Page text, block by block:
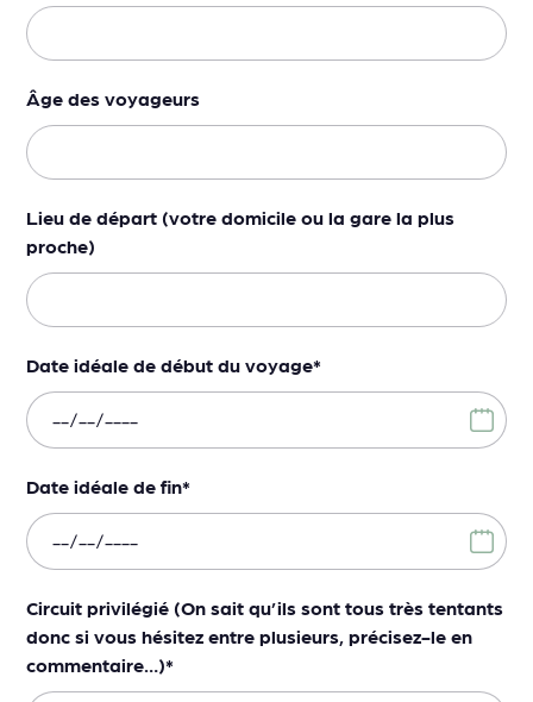
Âge des voyageurs
Lieu de départ (votre domicile ou la gare la plus
proche)
Date idéale de début du voyage*
Date idéale de fin*
Circuit privilégié (On sait qu’ils sont tous très tentants
donc si vous hésitez entre plusieurs, précisez-le en
commentaire…)*